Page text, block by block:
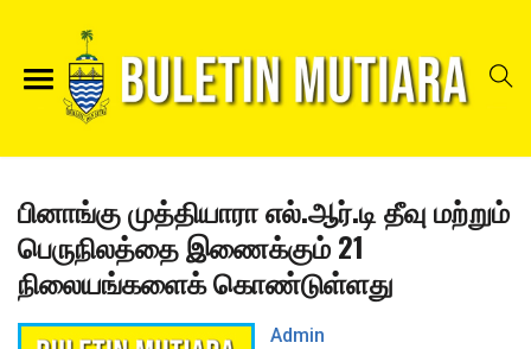
பினாங்கு முத்தியாரா எல்.ஆர்.டி தீவு மற்றும்
பெருநிலத்தை இணைக்கும் 21
நிலையங்களைக் கொண்டுள்ளது
Admin